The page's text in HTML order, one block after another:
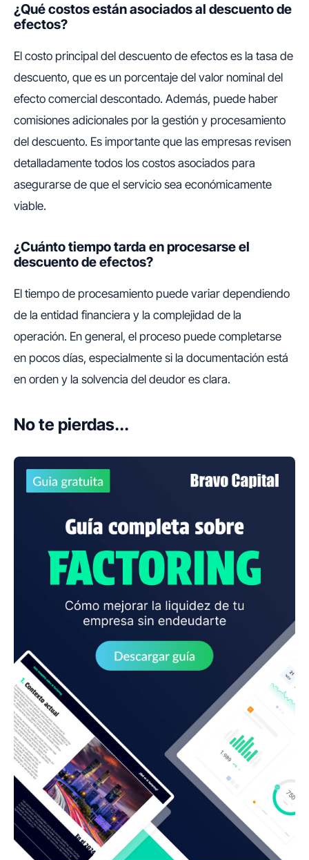
¿Qué costos están asociados al descuento de
efectos?
El costo principal del descuento de efectos es la tasa de
descuento, que es un porcentaje del valor nominal del
efecto comercial descontado. Además, puede haber
comisiones adicionales por la gestión y procesamiento
del descuento. Es importante que las empresas revisen
detalladamente todos los costos asociados para
asegurarse de que el servicio sea económicamente
viable.
¿Cuánto tiempo tarda en procesarse el
descuento de efectos?
El tiempo de procesamiento puede variar dependiendo
de la entidad financiera y la complejidad de la
operación. En general, el proceso puede completarse
en pocos días, especialmente si la documentación está
en orden y la solvencia del deudor es clara.
No te pierdas...